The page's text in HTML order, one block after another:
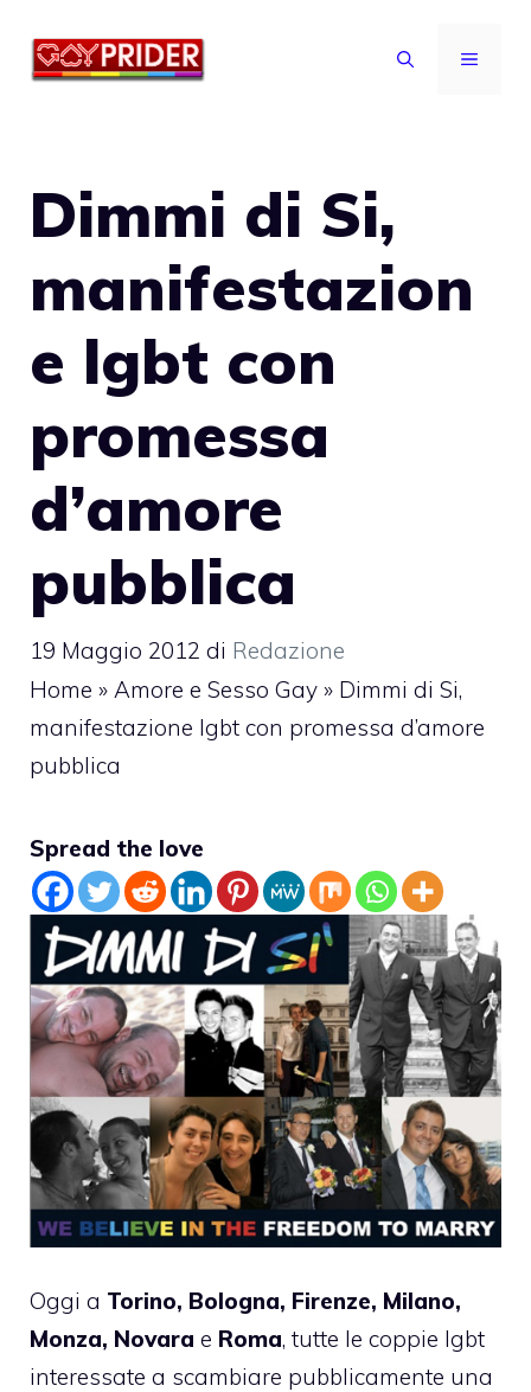
MENU
Dimmi di Si,
manifestazion
e lgbt con
promessa
d’amore
pubblica
19 Maggio 2012 di Redazione
Home » Amore e Sesso Gay » Dimmi di Si,
manifestazione lgbt con promessa d’amore
pubblica
Spread the love
Oggi a Torino, Bologna, Firenze, Milano,
Monza, Novara e Roma, tutte le coppie lgbt
interessate a scambiare pubblicamente una